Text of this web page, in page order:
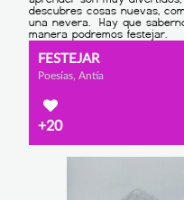
FESTEJAR
Poesías, Antía
+20